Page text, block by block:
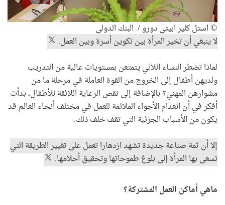
© استل كلير ابيتي دورو / البنك الدولي
لا ينبغي أن تخير المرأة بين تكوين أسرة وبين العمل.
لماذا تضطر النساء اللائي يتمتعن بمستويات عالية من التدريب
ولديهن أطفال إلى الخروج من القوة العاملة في مرحلة ما من
مشوارهن المهني؟ بالإضافة إلى نقص الرعاية اللائقة للأطفال، بدأت
أفكر في أن انعدام الأجواء الملائمة للعمل في مختلف أنحاء العالم قد
يكون من الأسباب الجزئية التي تقف خلف ذلك.
إلا أن ثمة صناعة جديدة تشهد ازدهارا تعمل على تغيير الطريقة التي
تسعى بها المرأة إلى بلوغ طموحاتها وتحقيق أحلامها.
ماهي أماكن العمل المشتركة؟